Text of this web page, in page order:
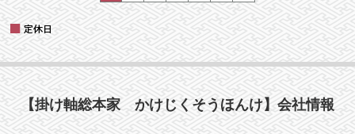
【掛け軸総本家 かけじくそうほんけ】会社情報